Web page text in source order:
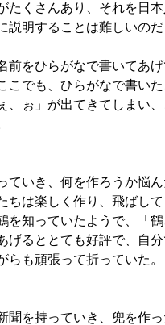
たくさんあり、それを日
説明することは難しいの
前をひらがなで書いてあ
こでも、ひらがなで書い
、ぉ」が出てきてしまい
ていき、何を作ろうか悩
ちは楽しく作り、飛ばし
を知っていたようで、「
げるととても好評で、自
らも頑張って折っていた。
聞を持っていき、兜を作